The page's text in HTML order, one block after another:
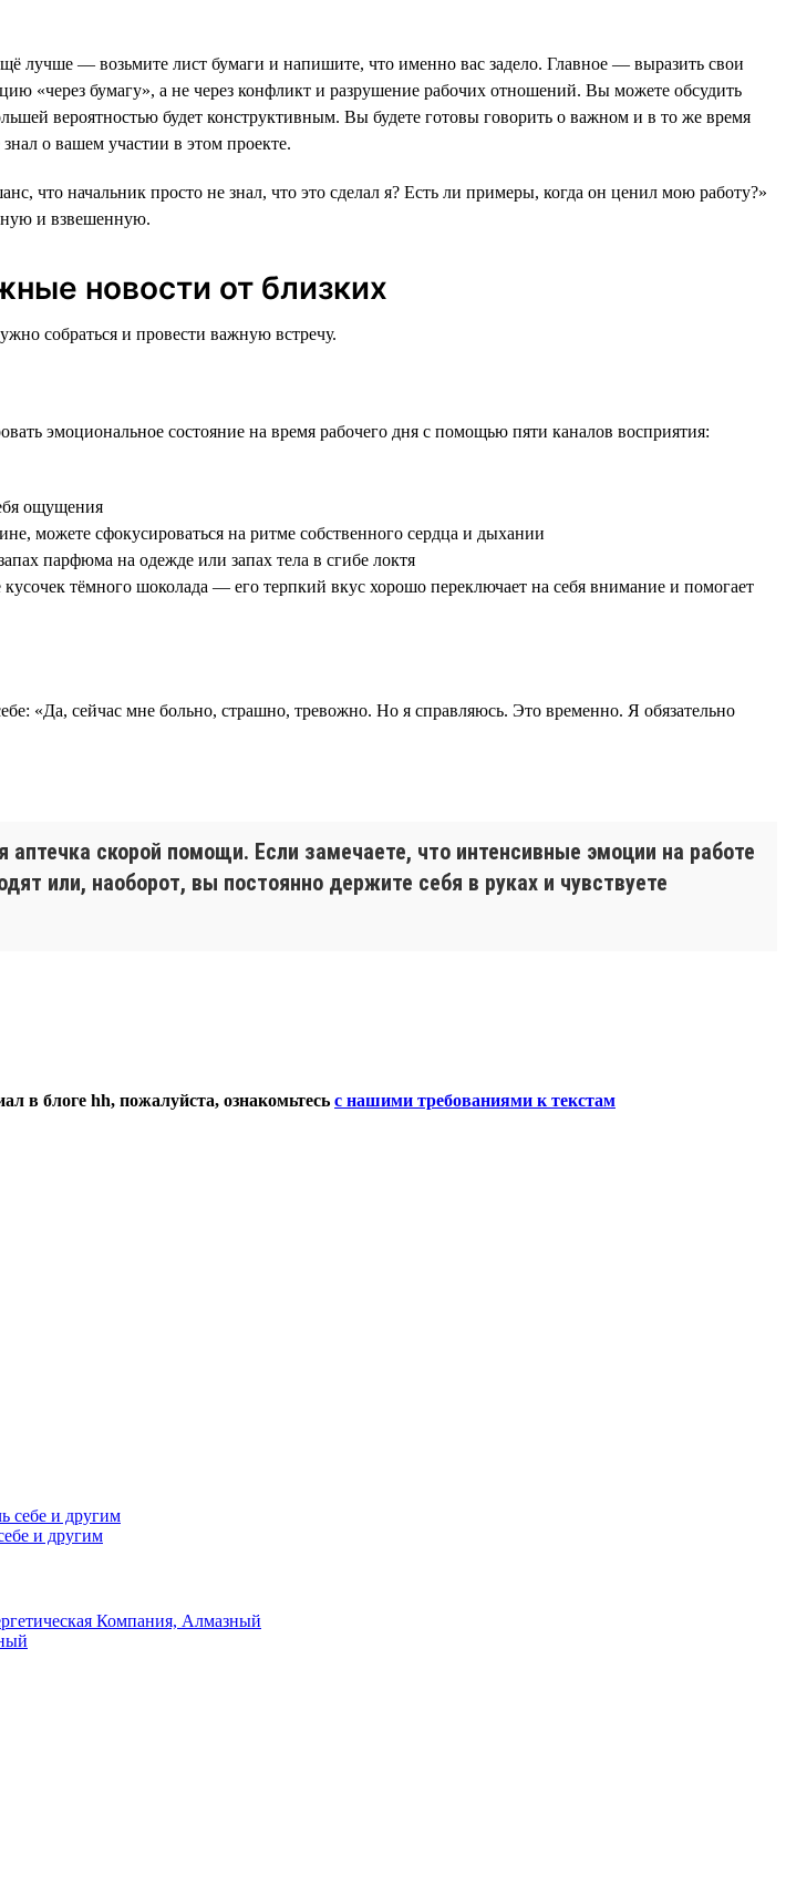
лучше — возьмите лист бумаги и напишите, что именно вас задело. Главное — выразить свои
«через бумагу», а не через конфликт и разрушение рабочих отношений. Вы можете обсудить
вероятностью будет конструктивным. Вы будете готовы говорить о важном и в то же время
о вашем участии в этом проекте.
что начальник просто не знал, что это сделал я? Есть ли примеры, когда он ценил мою работу?»
и взвешенную.
новости от близких
собраться и провести важную встречу.
эмоциональное состояние на время рабочего дня с помощью пяти каналов восприятия:
ощущения
можете сфокусироваться на ритме собственного сердца и дыхании
парфюма на одежде или запах тела в сгибе локтя
тёмного шоколада — его терпкий вкус хорошо переключает на себя внимание и помогает
«Да, сейчас мне больно, страшно, тревожно. Но я справляюсь. Это временно. Я обязательно
скорой помощи. Если замечаете, что интенсивные эмоции на работе
или, наоборот, вы постоянно держите себя в руках и чувствуете
в блоге hh, пожалуйста, ознакомьтесь с нашими требованиями к текстам
и другим
Компания, Алмазный